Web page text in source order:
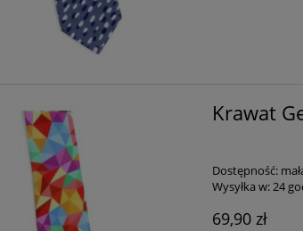
Krawat
Dostępność:
Wysyłka w:24
69,90 zł